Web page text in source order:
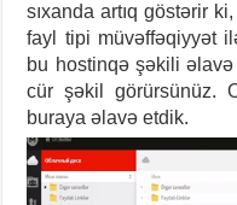
sıxanda artıq göstərir
fayl tipi müvəffəqiyyət
bu hostinqə şəkili
cür şəkil görürsünüz.
buraya əlavə etdik.